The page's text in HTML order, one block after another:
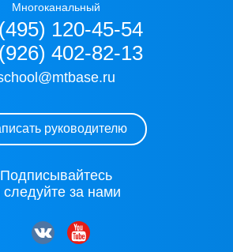
Многоканальный
120-45-54
402-82-13
руководителю
Подписывайтесь
следуйте за нами